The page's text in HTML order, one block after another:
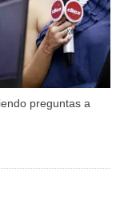
preguntas a
X